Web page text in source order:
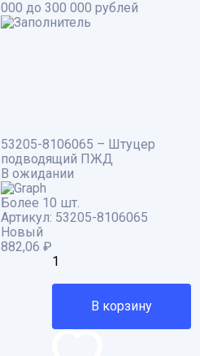
000 до 300 000 рублей
53205-8106065 – Штуцер
подводящий ПЖД
В ожидании
Более 10 шт.
Артикул: 53205-8106065
Новый
882,06 ₽
В корзину